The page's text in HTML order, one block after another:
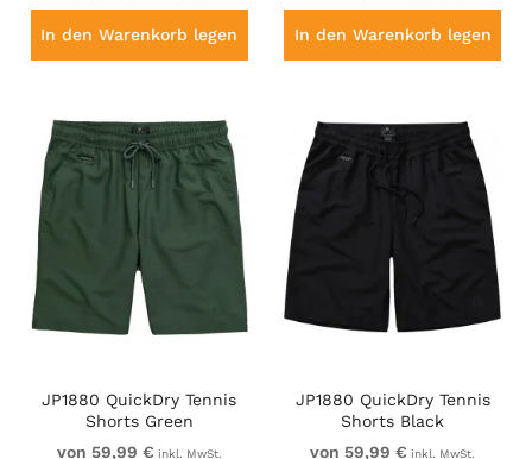
In den Warenkorb legen In den Warenkorb legen
JP1880 QuickDry Tennis
Shorts Green
von 59,99 € inkl. MwSt.
JP1880 QuickDry Tennis
Shorts Black
von 59,99 € inkl. MwSt.